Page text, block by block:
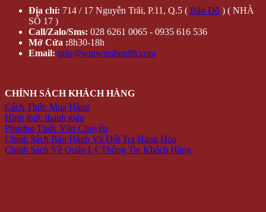
Địa chỉ: 714 / 17 Nguyễn Trãi, P.11, Q.5 ( Bản Đồ ) ( NHÀ
SỐ 17 )
Call/Zalo/Sms: 028 6261 0065 - 0935 616 536
Mở Cửa :8h30-18h
Email: info@winwinshop88.com
CHÍNH SÁCH KHÁCH HÀNG
Cách Thức Mua Hàng
Hình thức thanh toán
Phương Thức Vận Chuyển
Chính Sách Bảo Hành Và Đổi Trả Hàng Hóa
Chính Sách Về Quản Lý Thông Tin Khách Hàng